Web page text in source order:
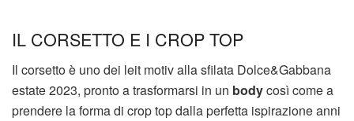
IL CORSETTO E I CROP TOP
Il corsetto è uno dei leit motiv alla sfilata Dolce&Gabbana
estate 2023, pronto a trasformarsi in un bodycosì come a
prendere la forma di crop top dalla perfetta ispirazione anni